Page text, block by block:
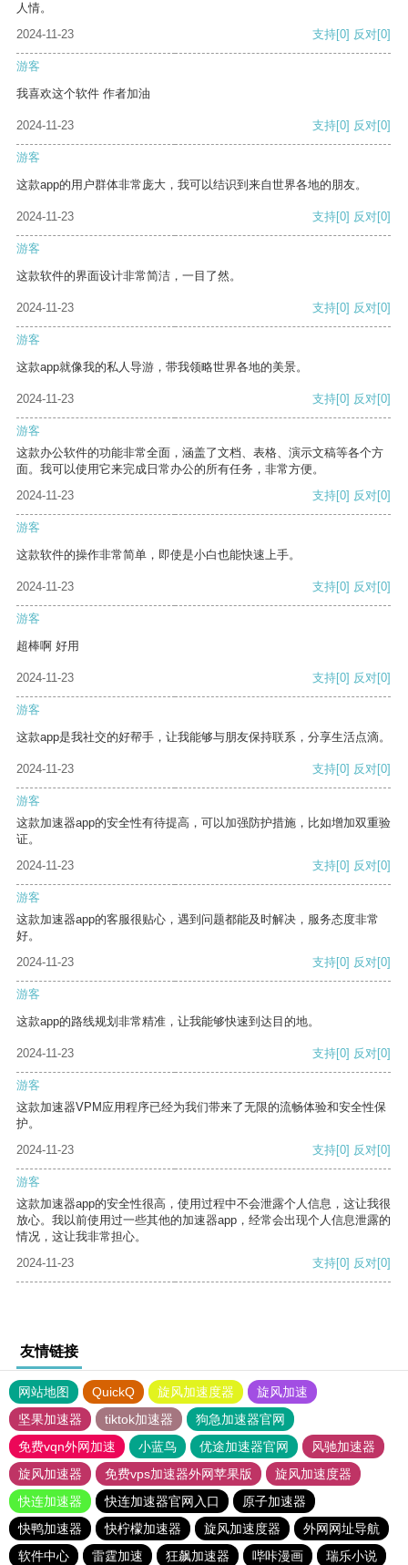
人情。
2024-11-23
支持[0] 反对[0]
游客
我喜欢这个软件 作者加油
2024-11-23 支持[0] 反对[0]
游客
这款app的用户群体非常庞大，我可以结识到来自世界各地的朋友。
2024-11-23 支持[0] 反对[0]
游客
这款软件的界面设计非常简洁，一目了然。
2024-11-23 支持[0] 反对[0]
游客
这款app就像我的私人导游，带我领略世界各地的美景。
2024-11-23 支持[0] 反对[0]
游客
这款办公软件的功能非常全面，涵盖了文档、表格、演示文稿等各个方
面。我可以使用它来完成日常办公的所有任务，非常方便。
2024-11-23
支持[0] 反对[0]
游客
这款软件的操作非常简单，即使是小白也能快速上手。
2024-11-23 支持[0] 反对[0]
游客
超棒啊 好用
2024-11-23 支持[0] 反对[0]
游客
这款app是我社交的好帮手，让我能够与朋友保持联系，分享生活点滴。
2024-11-23 支持[0] 反对[0]
游客
这款加速器app的安全性有待提高，可以加强防护措施，比如增加双重验
证。
2024-11-23
支持[0] 反对[0]
游客
这款加速器app的客服很贴心，遇到问题都能及时解决，服务态度非常
好。
2024-11-23
支持[0] 反对[0]
游客
这款app的路线规划非常精准，让我能够快速到达目的地。
2024-11-23 支持[0] 反对[0]
游客
这款加速器VPM应用程序已经为我们带来了无限的流畅体验和安全性保
护。
2024-11-23
支持[0] 反对[0]
游客
这款加速器app的安全性很高，使用过程中不会泄露个人信息，这让我很
放心。我以前使用过一些其他的加速器app，经常会出现个人信息泄露的
情况，这让我非常担心。
2024-11-23
支持[0] 反对[0]
友情链接
网站地图 QuickQ 旋风加速度器
旋风加速
坚果加速器
tiktok加速器
狗急加速器官网
免费vqn外网加速
小蓝鸟 优途加速器官网
风驰加速器
旋风加速器
免费vps加速器外网苹果版
旋风加速度器
快连加速器
快连加速器官网入口
原子加速器
快鸭加速器
快柠檬加速器 旋风加速度器
外网网址导航
软件中心
雷霆加速 狂飙加速器 哔咔漫画 瑞乐小说